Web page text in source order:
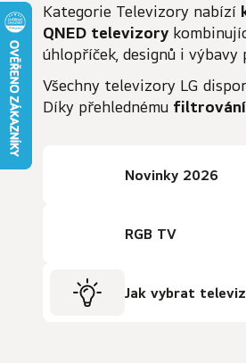
Kategorie Televizory nabízí
QNED televizory
úhlopříček, designů i
Všechny televizory LG
Díky přehlednému filtrování
Novinky 2026
RGB TV
Jak vybrat